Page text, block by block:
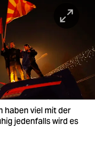
haben viel mit der
jedenfalls wird es